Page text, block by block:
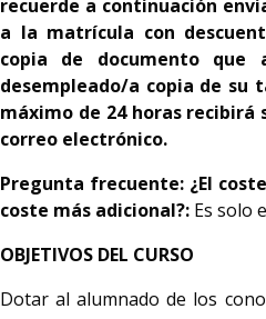
recuerde a continuación
a la matrícula con
copia de documento que
desempleado/a copia de su
máximo de 24 horasrecibirá
correo electrónico.
Pregunta frecuente: ¿El
coste más adicional?: Es solo
OBJETIVOS DEL CURSO
Dotar al alumnado de los